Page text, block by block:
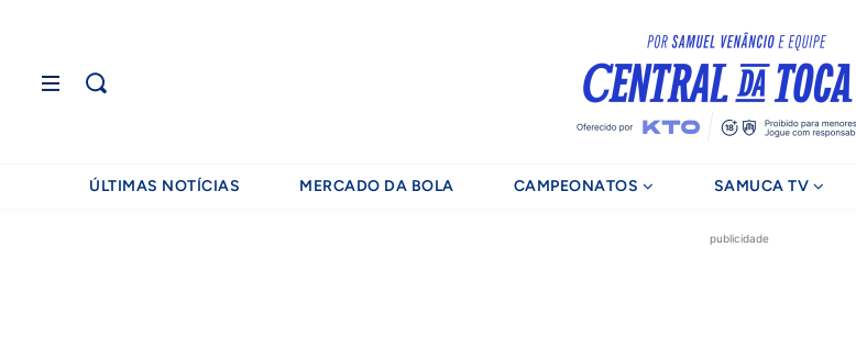
ÚLTIMAS NOTÍCIAS MERCADO DA BOLA CAMPEONATOS SAMUCA TV
publicidade